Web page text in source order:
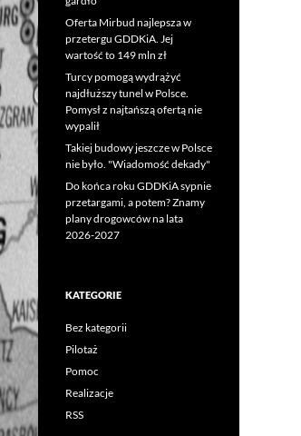
Oferta Mirbud najlepsza w
przetergu GDDKiA. Jej
wartość to 149 mln zł
Turcy pomogą wydrążyć
najdłuższy tunel w Polsce.
Pomysł z najtańszą ofertą nie
wypalił
Takiej budowy jeszcze w Polsce
nie było. "Wiadomość dekady"
Do końca roku GDDKiA sypnie
przetargami, a potem? Znamy
plany drogowców na lata
2026-2027
KATEGORIE
Bez kategorii
Pilotaż
Pomoc
Realizacje
RSS